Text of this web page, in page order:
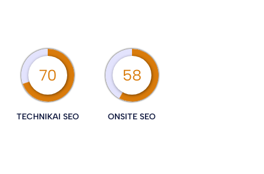
70
TECHNIKAI SEO
58
ONSITE SEO